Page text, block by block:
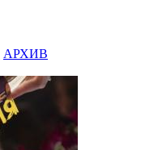
АРХИВ